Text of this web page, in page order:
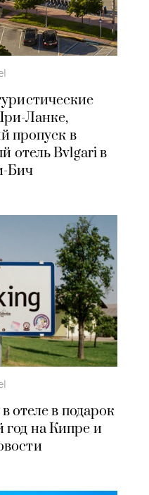
Ланке,
пропуск в
отель Bvlgari в
Бич
отеле в подарок
на Кипре и